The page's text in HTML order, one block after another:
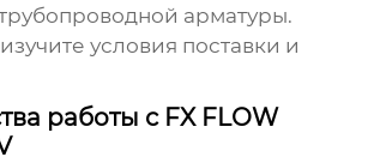
арматуры.
условия поставки и
работы с FX FLOW